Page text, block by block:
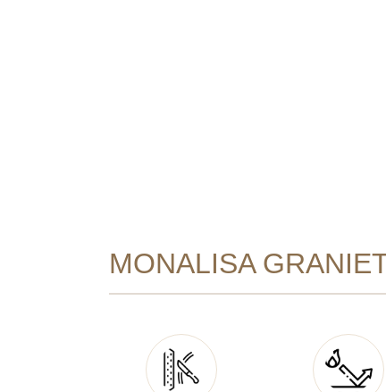
MONALISA